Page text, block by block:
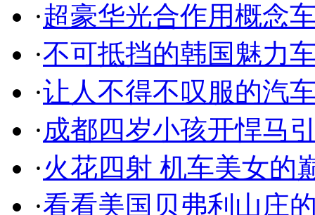
·超豪华光合作用概念
·不可抵挡的韩国魅力
·让人不得不叹服的汽
·成都四岁小孩开悍马
·火花四射 机车美女的
·看看美国贝弗利山庄